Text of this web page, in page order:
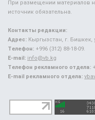
При размещении материалов
источник обязательна.
Контакты редакции:
Адрес: Кыргызстан, г. Бишкек,
Телефон: +996 (312) 88-18-09.
E-mail: info@vb.kg
Телефон рекламного отдела:
E-mail рекламного отдела: